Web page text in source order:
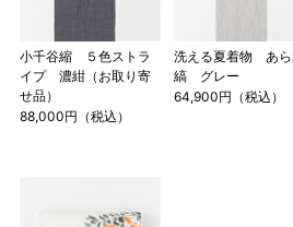
SW ～
M
小千谷縮 ５色ストラ
イプ 濃紺（お取り寄
せ品）
88,000円（税込）
洗える夏着物 あ
縞 グレー
64,900円（税込）